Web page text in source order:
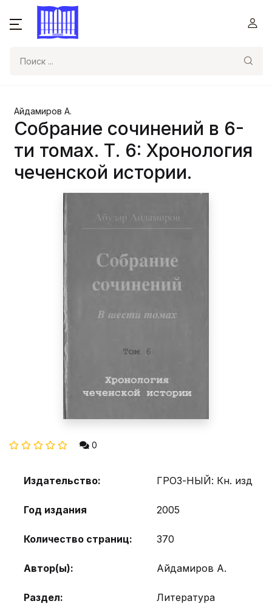
Айдамиров А.
Собрание сочинений в 6-
ти томах. Т. 6: Хронология
чеченской истории.
0
Издательство: ГРОЗ-НЫЙ: Кн. изд
Год издания 2005
Количество страниц: 370
Автор(ы): Айдамиров А.
Раздел: Литература